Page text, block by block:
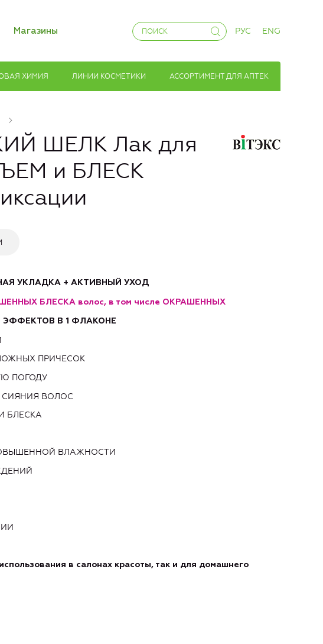
Магазины РУС ENG
ХИМИЯ ЛИНИИ КОСМЕТИКИ АССОРТИМЕНТ ДЛЯ АПТЕК
ШЕЛК Лак для
и БЛЕСК
УКЛАДКА + АКТИВНЫЙ УХОД
БЛЕСКА волос, в том числе ОКРАШЕННЫХ
ЭФФЕКТОВ В 1 ФЛАКОНЕ
ПРИЧЕСОК
ПОГОДУ
ВОЛОС
БЛЕСКА
ВЛАЖНОСТИ
в салонах красоты, так и для домашнего